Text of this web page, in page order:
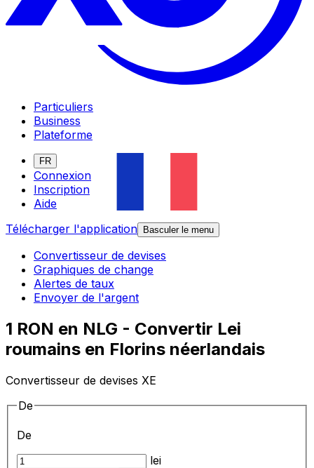
Particuliers
Business
Plateforme
FR
Connexion
Inscription
Aide
Télécharger l'application
Basculer le menu
Convertisseur de devises
Graphiques de change
Alertes de taux
Envoyer de l'argent
1 RON en NLG - Convertir Lei
roumains en Florins néerlandais
Convertisseur de devises XE
De
De
lei